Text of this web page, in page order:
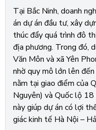
Tại Bắc Ninh, doanh
án dự án đầu tư, xây
thúc đẩy quá trình đô
địa phương. Trong đó,
Văn Môn và xã Yên
nhờ quy mô lớn lên
nằm tại giao điểm của
Nguyên) và Quốc lộ
này giúp dự án có lợi
giác kinh tế Hà Nội –